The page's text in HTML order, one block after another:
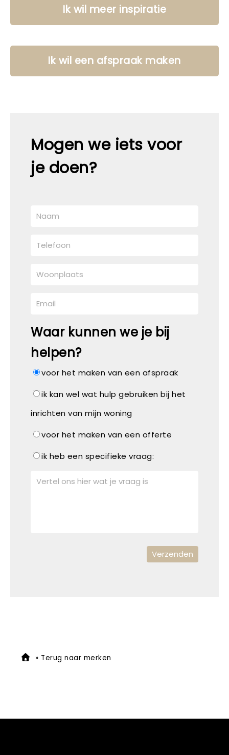
Ik wil meer inspiratie
Ik wil een afspraak maken
Mogen we iets voor
je doen?
Waar kunnen we je bij
helpen?
voor het maken van een afspraak
ik kan wel wat hulp gebruiken bij het
inrichten van mijn woning
voor het maken van een offerte
ik heb een specifieke vraag:
» Terug naar merken